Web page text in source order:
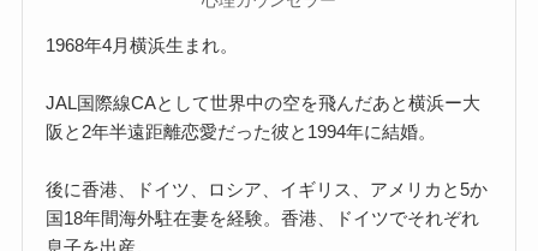
1968年4月横浜生まれ。
JAL国際線CAとして世界中の空を飛んだあと横浜ー大
阪と2年半遠距離恋愛だった彼と1994年に結婚。
後に香港、ドイツ、ロシア、イギリス、アメリカと5か
国18年間海外駐在妻を経験。香港、ドイツでそれぞれ
息子を出産。